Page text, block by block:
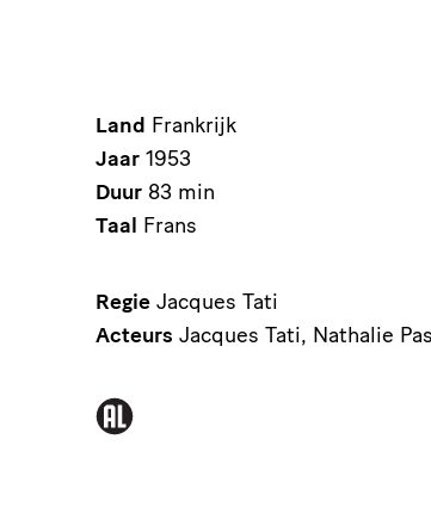
Land Frankrijk
Jaar 1953
Duur 83 min
Taal Frans
Regie Jacques Tati
Acteurs Jacques Tati, Nathalie